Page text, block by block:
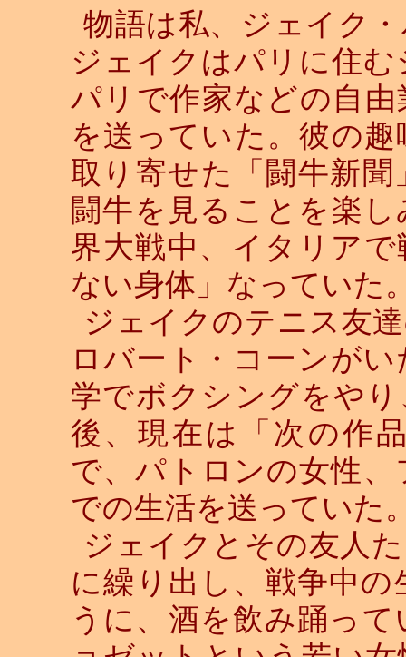
物語は私、ジェイク
ジェイクはパリに住
パリで作家などの自
を送っていた。彼の
取り寄せた「闘牛新
闘牛を見ることを楽
界大戦中、イタリア
ない身体」なっていた
ジェイクのテニス友
ロバート・コーンが
学でボクシングをや
後、現在は「次の作
で、パトロンの女性
での生活を送っていた
ジェイクとその友人
に繰り出し、戦争中
うに、酒を飲み踊っ